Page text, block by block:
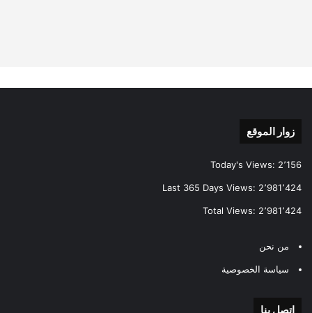
زوار الموقع
Today's Views: 2٬156
Last 365 Days Views: 2٬981٬424
Total Views: 2٬981٬424
من نحن
سياسة الخصوصية
اتصل بنا